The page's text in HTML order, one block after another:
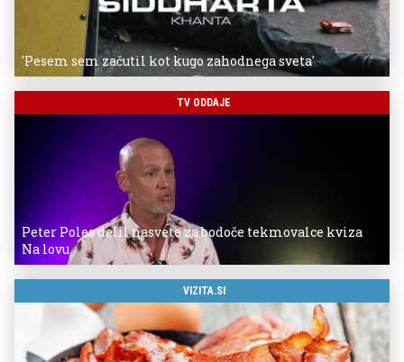
'Pesem sem začutil kot kugo zahodnega sveta'
TV ODDAJE
Peter Poles delil nasvete za bodoče tekmovalce kviza
Na lovu
VIZITA.SI